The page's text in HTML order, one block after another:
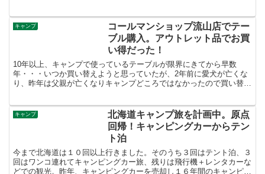
という感じで利用しています。キャンピ
ングカーでキャンプ...
キャンプ
コールマンショップ流山店でテー
ブル購入。アウトレット品でお買
い得だった！
10年以上、キャンプで使っているテーブルが限界にきてから早数
年・・・いつか買い替えようと思っていたが、2年前に愛犬が亡くな
り、昨年は父親が亡くなりキャンプどころではなかったので買い替え
キャンプ
北海道キャンプ旅を計画中。原点
回帰！キャンピングカーからテン
ト泊
今まで北海道は１０回以上行きました。そのうち３回はテント泊、３
回はワンコ連れてキャンピングカー旅、残りは飛行機＋レンタカーな
どでの観光。昨年、キャンピングカーを売却し１６年間のキャンピン